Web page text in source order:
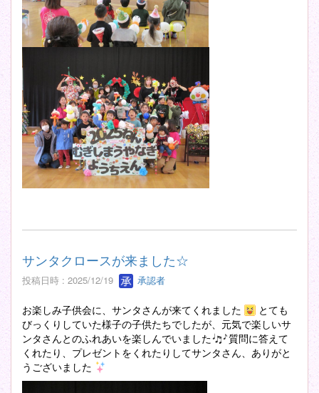
サンタクロースが来ました☆
投稿日時 : 2025/12/19 承認者
お楽しみ子供会に、サンタさんが来てくれました
とても
びっくりしていた様子の子供たちでしたが、元気で楽しいサ
ンタさんとのふれあいを楽しんでいました
質問に答えて
くれたり、プレゼントをくれたりしてサンタさん、ありがと
うございました